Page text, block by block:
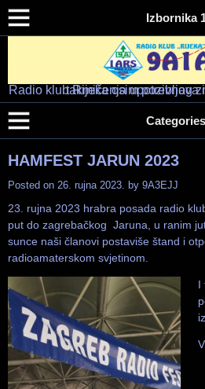
Izbornika
Radio klub "RIJEKA" –
HAM RADIO KLUB RIJEKA
Radio klub Rijeka osim pozivnog znaka 9A1ARS za potrebe
Categories
HAMFEST JARUN 2023
Posted on 26. rujna 2023. by 9A3EJJ
23. rujna 2023 hrabra posada radio
put do zagrebačkog Jaruna, u ranim
sunce naši članovi postaviše štand i
radioamaterskom svjetinom.
I